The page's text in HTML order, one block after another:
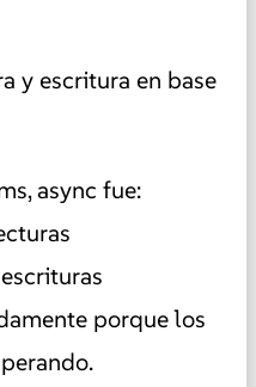
y escritura en base
async fue:
porque los